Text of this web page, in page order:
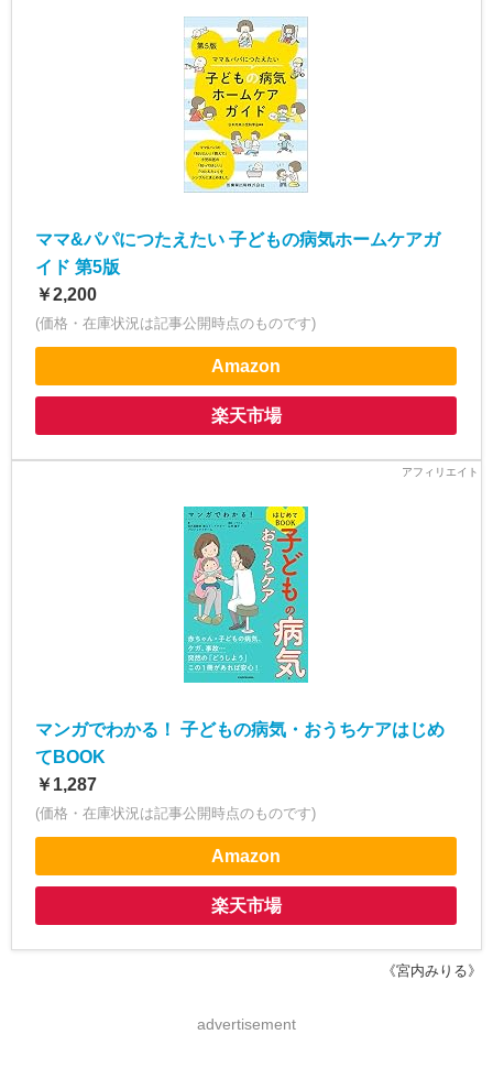
ママ&パパにつたえたい 子どもの病気ホームケアガ
イド 第5版
￥2,200
(価格・在庫状況は記事公開時点のものです)
Amazon
楽天市場
マンガでわかる！ 子どもの病気・おうちケアはじめ
てBOOK
￥1,287
(価格・在庫状況は記事公開時点のものです)
Amazon
楽天市場
《宮内みりる》
advertisement